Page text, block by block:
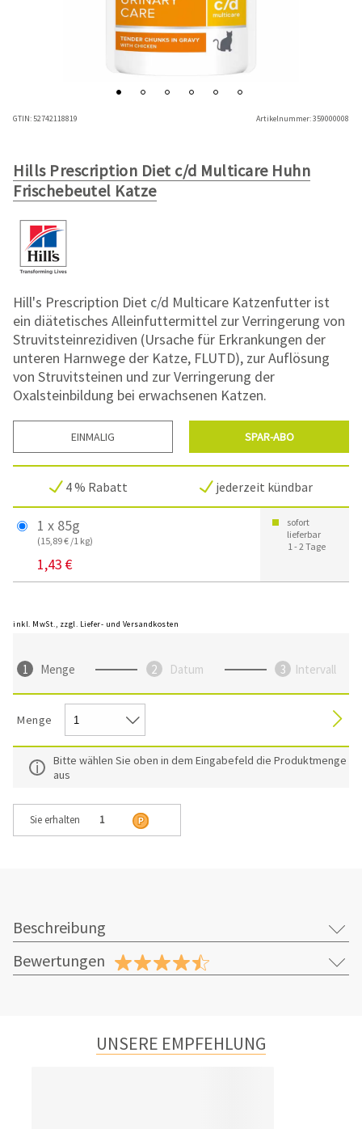
GTIN:52742118819 Artikelnummer:359000008
Hills Prescription Diet c/d Multicare Huhn
Frischebeutel Katze
Hill's Prescription Diet c/d Multicare Katzenfutter ist
ein diätetisches Alleinfuttermittel zur Verringerung von
Struvitsteinrezidiven (Ursache für Erkrankungen der
unteren Harnwege der Katze, FLUTD), zur Auflösung
von Struvitsteinen und zur Verringerung der
Oxalsteinbildung bei erwachsenen Katzen.
EINMALIG SPAR-ABO
4 % Rabatt jederzeit kündbar
1 x 85g
(15,89 € /1 kg)
1,43 €
sofort
lieferbar
1 - 2 Tage
inkl. MwSt., zzgl. Liefer- und Versandkosten
Menge Datum Intervall
Menge
Bitte wählen Sie oben in dem Eingabefeld die Produktmenge
aus
Sie erhalten 1
Beschreibung
Bewertungen
UNSERE EMPFEHLUNG